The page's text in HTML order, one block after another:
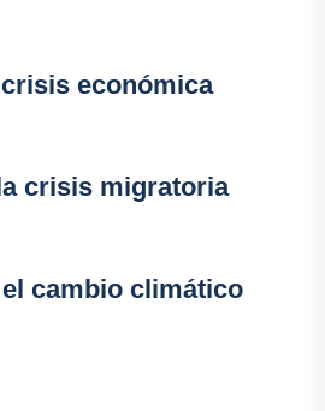
económica
crisis migratoria
cambio climático